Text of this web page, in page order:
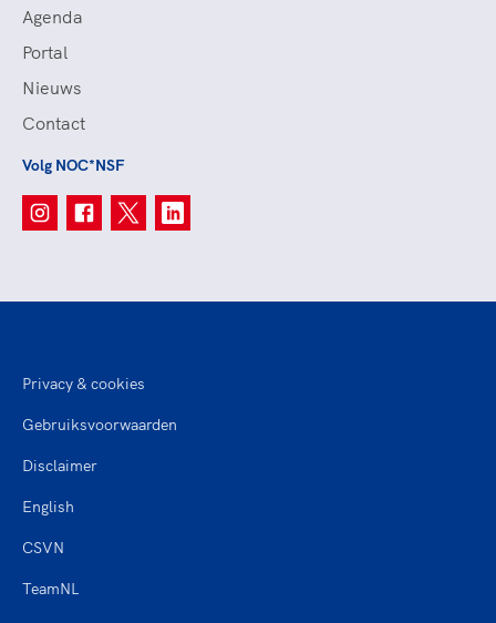
Agenda
Portal
Nieuws
Contact
Volg NOC*NSF
Privacy & cookies
Gebruiksvoorwaarden
Disclaimer
English
CSVN
TeamNL